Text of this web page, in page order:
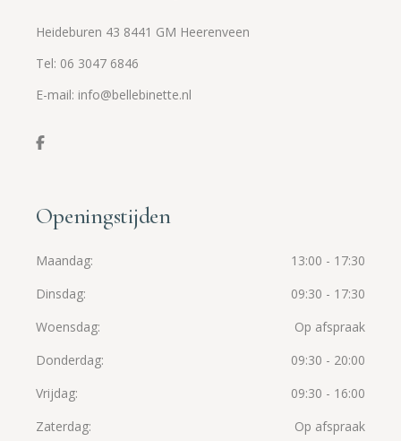
Heideburen 43 8441 GM Heerenveen
Tel: 06 3047 6846
E-mail: info@bellebinette.nl
Openingstijden
Maandag
13:00 - 17:30
Dinsdag
09:30 - 17:30
Woensdag
Op afspraak
Donderdag
09:30 - 20:00
Vrijdag
09:30 - 16:00
Zaterdag
Op afspraak